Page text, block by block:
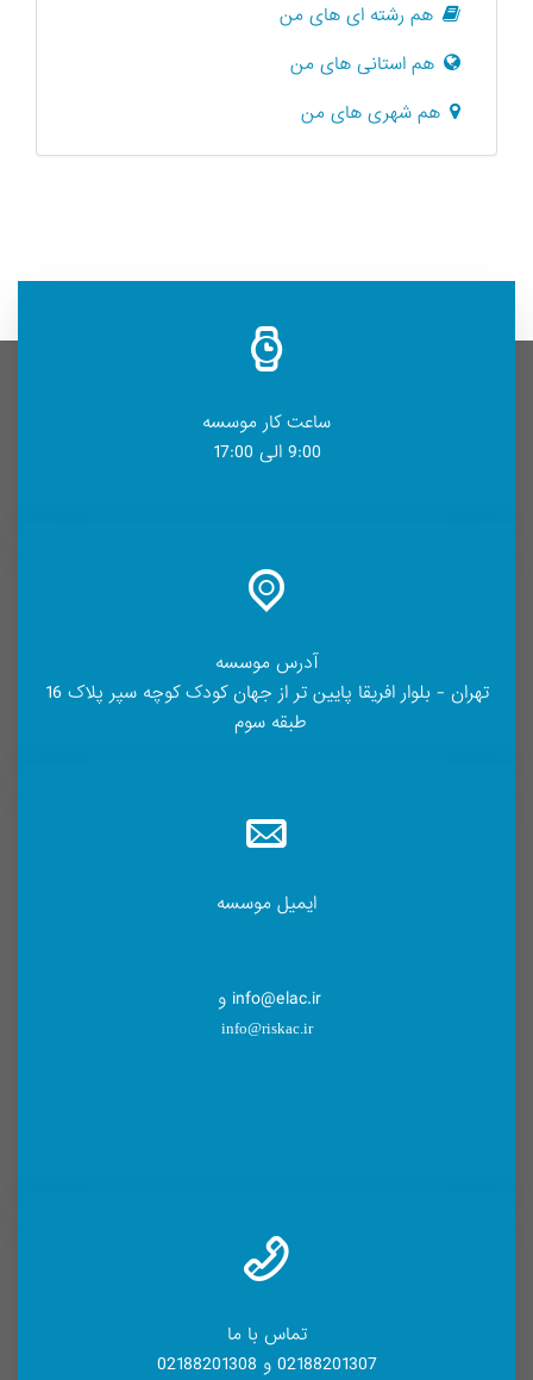
هم رشته ای های من
هم استانی های من
هم شهری های من
ساعت کار موسسه
9:00 الی 17:00
آدرس موسسه
تهران - بلوار افریقا پایین تر از جهان کودک کوچه سپر پلاک 16
طبقه سوم
ایمیل موسسه
info@elac.ir و
info@riskac.ir
تماس با ما
02188201307 و 02188201308